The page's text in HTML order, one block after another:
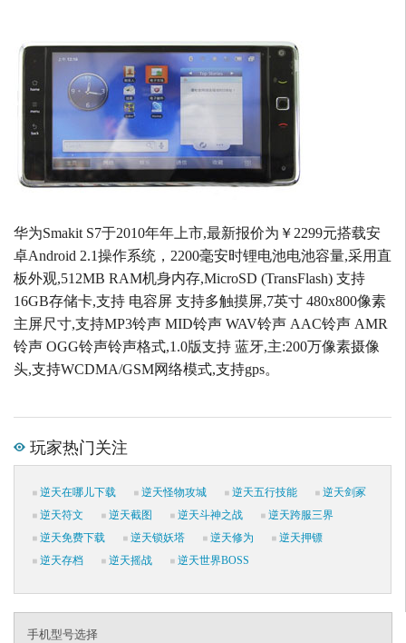
华为Smakit S7于2010年年上市,最新报价为￥2299元搭载安
卓Android 2.1操作系统，2200毫安时锂电池电池容量,采用直
板外观,512MB RAM机身内存,MicroSD (TransFlash) 支持
16GB存储卡,支持 电容屏 支持多触摸屏,7英寸 480x800像素
主屏尺寸,支持MP3铃声 MID铃声 WAV铃声 AAC铃声 AMR
铃声 OGG铃声铃声格式,1.0版支持 蓝牙,主:200万像素摄像
头,支持WCDMA/GSM网络模式,支持gps。
玩家热门关注
逆天在哪儿下载 逆天怪物攻城 逆天五行技能
逆天剑冢
逆天符文
逆天截图 逆天斗神之战
逆天跨服三界
逆天免费下载
逆天锁妖塔 逆天修为
逆天押镖
逆天存档
逆天摇战 逆天世界BOSS
手机型号选择